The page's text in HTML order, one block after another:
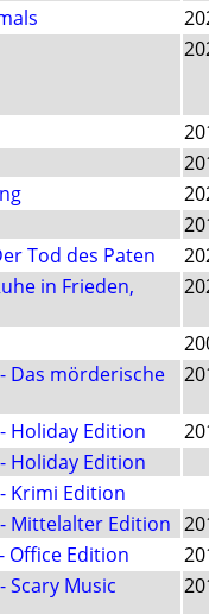
Tod des Paten
in Frieden,
Das mörderische
Holiday Edition
Holiday Edition
Krimi Edition
Mittelalter Edition
Office Edition
Scary Music